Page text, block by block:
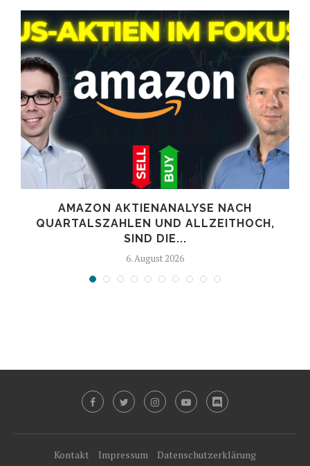
AMAZON AKTIENANALYSE NACH
QUARTALSZAHLEN UND ALLZEITHOCH,
SIND DIE...
6. August 2026
Kontakt Impressum
Datenschutzerklärung